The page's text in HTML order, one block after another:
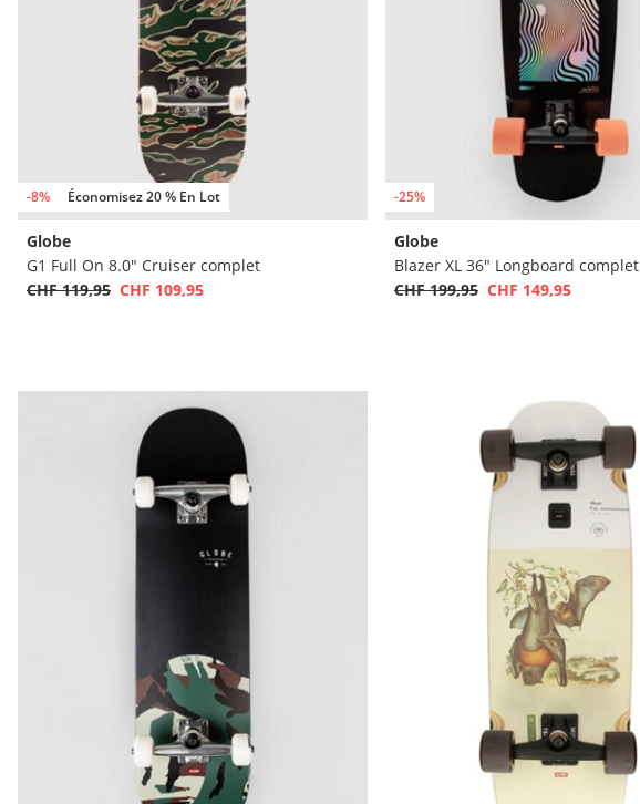
-8% Économisez 20 % En Lot
Globe
G1 Full On 8.0" Cruiser complet
CHF 119,95 CHF 109,95
-25%
Globe
Blazer XL 36" Longboard complet
CHF 199,95 CHF 149,95